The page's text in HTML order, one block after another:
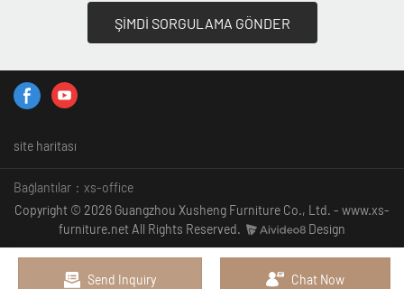
ŞİMDİ SORGULAMA GÖNDER
site haritası
Bağlantılar： xs-office
Copyright © 2026 Guangzhou Xusheng Furniture Co., Ltd. - www.xs-
furniture.net All Rights Reserved.
Design
Send Inquiry Chat Now